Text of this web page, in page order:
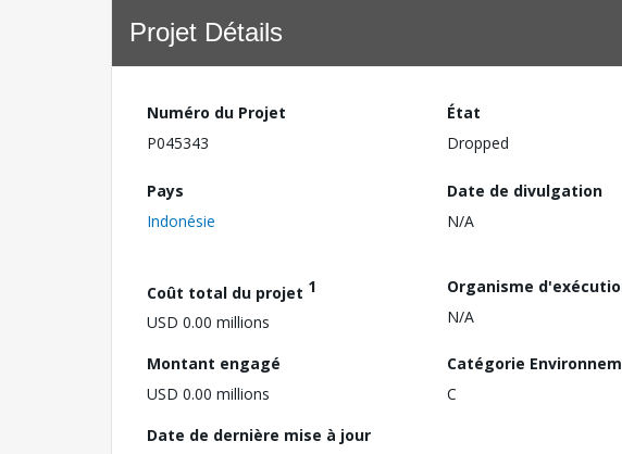
Projet Détails
Numéro du Projet
P045343
État
Dropped
Pays
Indonésie
Date de divulgation
N/A
Coût total du projet 1
USD 0.00 millions
Organisme
N/A
Montant engagé
USD 0.00 millions
Catégorie
C
Date de dernière mise à jour